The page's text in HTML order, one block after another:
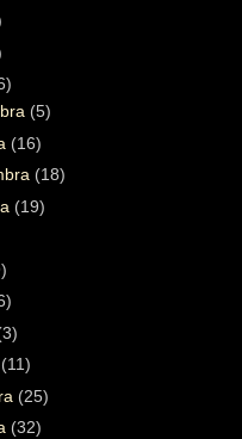
(5)
(16)
(18)
(19)
(11)
(25)
(32)